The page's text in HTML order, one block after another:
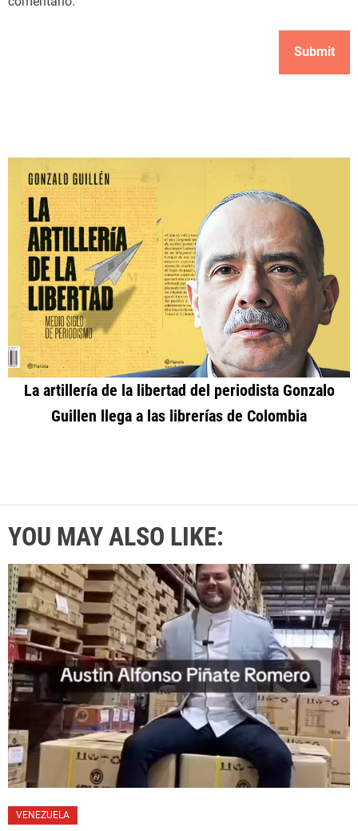
La artillería de la libertad del periodista Gonzalo
Guillen llega a las librerías de Colombia
YOU MAY ALSO LIKE:
VENEZUELA